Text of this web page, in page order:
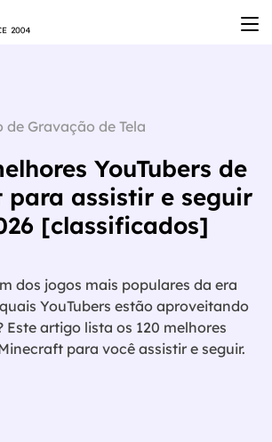
de Gravação de Tela
YouTubers de
para assistir e seguir
[classificados]
dos jogos mais populares da era
YouTubers estão aproveitando
Este artigo lista os 120 melhores
para você assistir e seguir.